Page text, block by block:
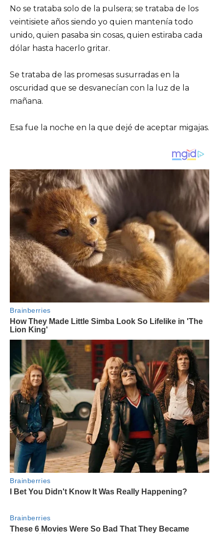
No se trataba solo de la pulsera; se trataba de los
veintisiete años siendo yo quien mantenía todo
unido, quien pasaba sin cosas, quien estiraba cada
dólar hasta hacerlo gritar.
Se trataba de las promesas susurradas en la
oscuridad que se desvanecían con la luz de la
mañana.
Esa fue la noche en la que dejé de aceptar migajas.